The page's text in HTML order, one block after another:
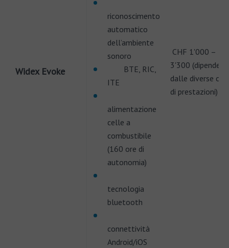
Widex Evoke
riconoscimento
automatico
dell’ambiente
sonoro
BTE, RIC,
ITE
alimentazione
celle a
combustibile
(160 ore di
autonomia)
tecnologia
bluetooth
connettività
Android/iOS
CHF 1'000 –
3'300 (dipende
dalle diverse
di prestazioni)